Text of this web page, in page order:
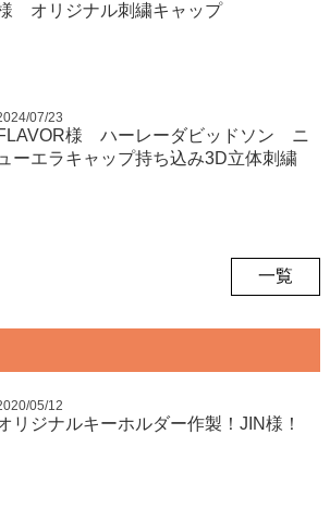
オリジナル刺繍キャップ
07/23
様 ハーレーダビッドソン ニ
ューエラキャップ持ち込み3D立体刺繍
一覧
05/12
リジナルキーホルダー作製！JIN様！